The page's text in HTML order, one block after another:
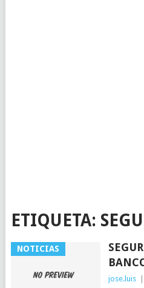
ETIQUETA:
NOTICIAS
jose.luis